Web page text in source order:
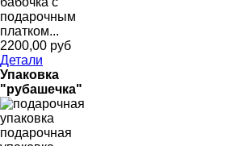
подарочным
платком...
2200,00 руб
Детали
Упаковка
"рубашечка"
подарочная